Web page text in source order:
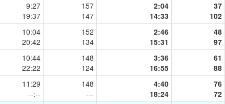
9:27
19:37
157
147
2:04
14:33
37
102
10:04
20:42
152
134
2:46
15:31
48
97
10:44
22:22
148
124
3:36
16:55
61
88
11:29
--:--
148
---
4:40
18:24
76
72